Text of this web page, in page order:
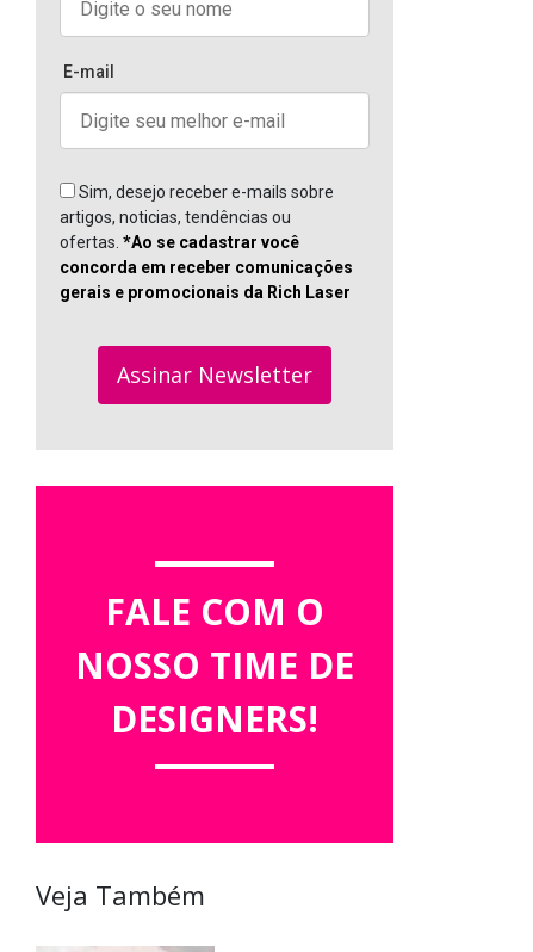
E-mail
Sim, desejo receber e-mails sobre
artigos, noticias, tendências ou
ofertas. *Ao se cadastrar você
concorda em receber comunicações
gerais e promocionais da Rich Laser
Assinar Newsletter
FALE COM O
NOSSO TIME DE
DESIGNERS!
Veja Também